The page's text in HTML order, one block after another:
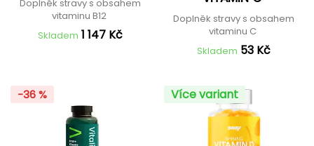
Doplněk stravy s obsahem
vitaminu B12
Skladem 1 147 Kč
Doplněk stravy s obsahem
vitaminu C
Skladem 53 Kč
-36 % Více variant